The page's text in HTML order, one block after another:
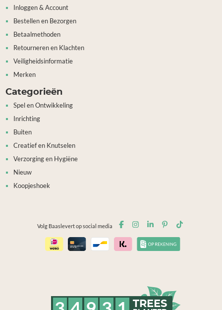
Inloggen & Account
Bestellen en Bezorgen
Betaalmethoden
Retourneren en Klachten
Veiligheidsinformatie
Merken
Categorieën
Spel en Ontwikkeling
Inrichting
Buiten
Creatief en Knutselen
Verzorging en Hygiëne
Nieuw
Koopjeshoek
Volg Baaslevert op social media
TREES